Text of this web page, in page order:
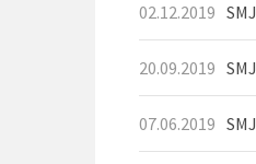
02.12.2019
20.09.2019
07.06.2019